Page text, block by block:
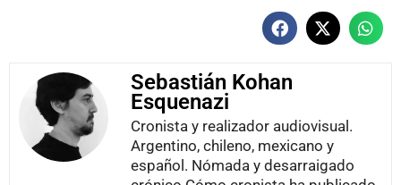
Sebastián Kohan
Esquenazi
Cronista y realizador audiovisual.
Argentino, chileno, mexicano y
español. Nómada y desarraigado